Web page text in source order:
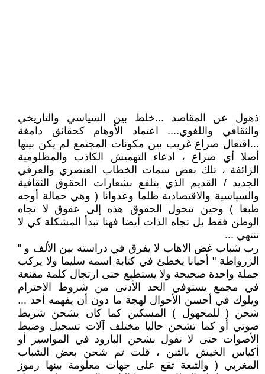
ذهول عن المقاصد ...خلط بين السياسي والتاريخي
والثقافي واللغوي.... اعتماد الأوهام كحقائق دامغة
...افتعال صراع غريب بين مكونات المجتمع لم يكن بينها
أصلا أي صراع ، ادعاء التهميش الكاذب والمظلومية
الزائفة ، تلك بعض سمات الخطاب العنصري والعرقي
الجديد / القديم الذي يتلفع بشعارات الحقوق الثقافية
والسياسية والاقتصادية ظلما وعدوانا ( وهي حمالة أوجه
طبعا ) وحين تتحول الحقوق هذه إلى عقوق لا تجاه
الوطن فقط بل تجاه الذات أيضا فهنا تبدأ المشكلة كي لا
تنتهي ...
رب شباب غض الاهاب لا يفرق في دراسته بين الألف و "
الزرواطة " أحيانا يخطئ في كتابة اسمه سليما ولا يركب
جملة واحدة صحيحة ولا يستطيع حتى ارتجال كلمة مقنعة
في مجمع يستوفي الحد الأدنى من شروط الاحترام
ويلوك في أحسن الأحوال لهجة ما دون أن يفهمه أحد ...
شحن ( للمجهول ) المسكين كما كان يشحن شريط
صوتي أو كما تشحن حاليا مختلف آلات تسجيل وضبط
الأصوات حتى لا نقول بشحن البارود في المواسير أو
أكياس الخيش بالتبن ، قلت تم شحن بعض الشباب
المغربي ( والتبعة تقع على جهات معلومة بينها رموز